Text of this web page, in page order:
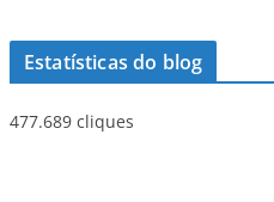
Estatísticas do blog
477.689 cliques